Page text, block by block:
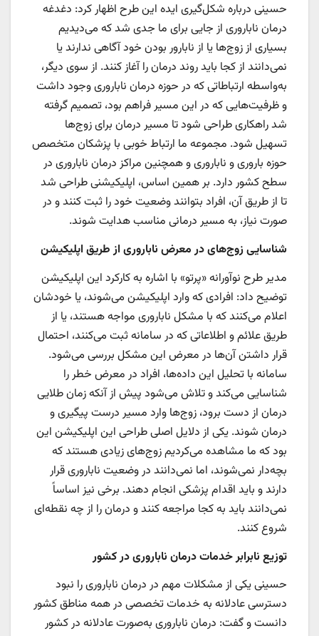
حسینی درباره شکل‌گیری ایده این طرح اظهار کرد: دغدغه
درمان ناباروری از جایی برای ما جدی شد که می‌دیدیم
بسیاری از زوج‌ها یا از نابارور بودن خود آگاهی ندارند یا
نمی‌دانند از کجا باید روند درمان را آغاز کنند. از سوی دیگر،
به‌واسطه ارتباطاتی که در حوزه درمان ناباروری وجود داشت
و ظرفیت‌هایی که در این مسیر فراهم بود، تصمیم گرفته
شد راهکاری طراحی شود تا مسیر درمان برای زوج‌ها
تسهیل شود. مجموعه ما ارتباط خوبی با پزشکان متخصص
حوزه باروری و ناباروری و همچنین مراکز درمان ناباروری در
سطح کشور دارد. بر همین اساس، اپلیکیشنی طراحی شد
تا از طریق آن، افراد بتوانند وضعیت خود را ثبت کنند و در
صورت نیاز، به مسیر درمانی مناسب هدایت شوند.
شناسایی زوج‌های در معرض ناباروری از طریق اپلیکیشن
مدیر طرح نوآورانه «پرتو» با اشاره به کارکرد این اپلیکیشن
توضیح داد: افرادی که وارد اپلیکیشن می‌شوند، یا خودشان
اعلام می‌کنند که با مشکل ناباروری مواجه هستند، یا از
طریق علائم و اطلاعاتی که در سامانه ثبت می‌کنند، احتمال
قرار داشتن آن‌ها در معرض این مشکل بررسی می‌شود.
سامانه با تحلیل این داده‌ها، افراد در معرض خطر را
شناسایی می‌کند و تلاش می‌شود پیش از آنکه زمان طلایی
درمان از دست برود، زوج‌ها وارد مسیر درست پیگیری و
درمان شوند. یکی از دلایل اصلی طراحی این اپلیکیشن این
بود که ما مشاهده می‌کردیم زوج‌های زیادی هستند که
بچه‌دار نمی‌شوند، اما نمی‌دانند در وضعیت ناباروری قرار
دارند و باید اقدام پزشکی انجام دهند. برخی نیز اساساً
نمی‌دانند باید به کجا مراجعه کنند و درمان را از چه نقطه‌ای
شروع کنند.
توزیع نابرابر خدمات درمان ناباروری در کشور
حسینی یکی از مشکلات مهم در درمان ناباروری را نبود
دسترسی عادلانه به خدمات تخصصی در همه مناطق کشور
دانست و گفت: درمان ناباروری به‌صورت عادلانه در کشور